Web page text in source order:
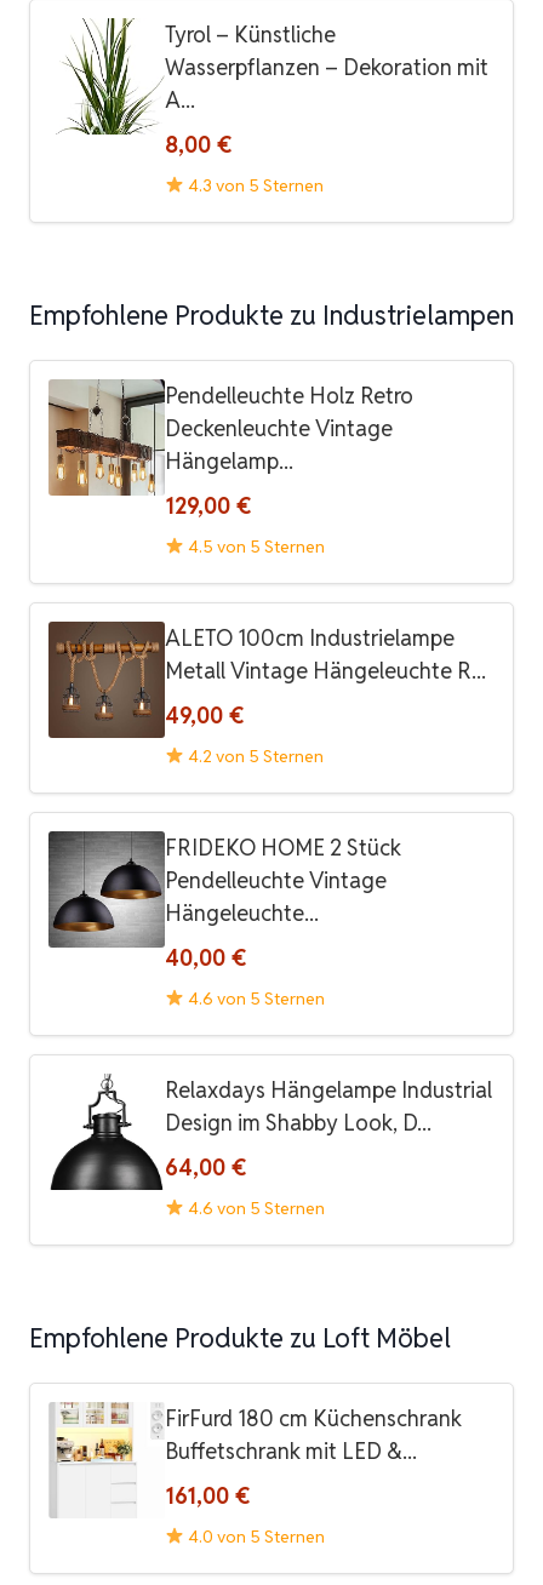
Tyrol – Künstliche
Wasserpflanzen – Dekoration mit
A...
8,00 €
4.3 von 5 Sternen
Empfohlene Produkte zu Industrielampen
Pendelleuchte Holz Retro
Deckenleuchte Vintage
Hängelamp...
129,00 €
4.5 von 5 Sternen
ALETO 100cm Industrielampe
Metall Vintage Hängeleuchte R...
49,00 €
4.2 von 5 Sternen
FRIDEKO HOME 2 Stück
Pendelleuchte Vintage
Hängeleuchte...
40,00 €
4.6 von 5 Sternen
Relaxdays Hängelampe Industrial
Design im Shabby Look, D...
64,00 €
4.6 von 5 Sternen
Empfohlene Produkte zu Loft Möbel
FirFurd 180 cm Küchenschrank
Buffetschrank mit LED &...
161,00 €
4.0 von 5 Sternen